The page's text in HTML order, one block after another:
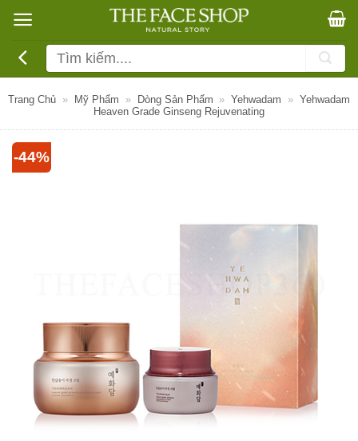
qua
dung
Tìm
kiếm:
Trang Chủ » Mỹ Phẩm » Dòng Sản Phẩm » Yehwadam » Yehwadam
Heaven Grade Ginseng Rejuvenating
-44%